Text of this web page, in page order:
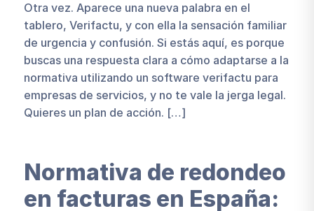
Otra vez. Aparece una nueva palabra en el
tablero, Verifactu, y con ella la sensación familiar
de urgencia y confusión. Si estás aquí, es porque
buscas una respuesta clara a cómo adaptarse a la
normativa utilizando un software verifactu para
empresas de servicios, y no te vale la jerga legal.
Quieres un plan de acción. […]
Normativa de redondeo
en facturas en España: